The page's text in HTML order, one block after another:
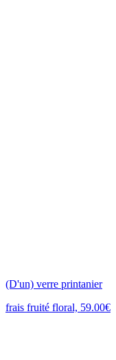
(D'un) verre printanier
frais fruité floral, 59.00€